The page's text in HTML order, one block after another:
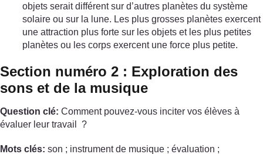
objets serait différent sur d’autres planètes du système
solaire ou sur la lune. Les plus grosses planètes exercent
une attraction plus forte sur les objets et les plus petites
planètes ou les corps exercent une force plus petite.
Section numéro 2 : Exploration des
sons et de la musique
Question clé: Comment pouvez-vous inciter vos élèves à
évaluer leur travail ?
Mots clés: son ; instrument de musique ; évaluation ;